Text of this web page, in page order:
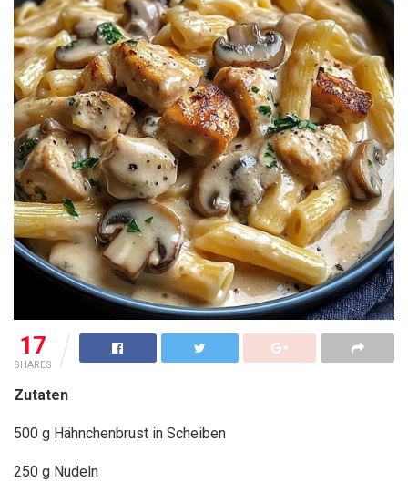
17
SHARES
Zutaten
500 g Hähnchenbrust in Scheiben
250 g Nudeln